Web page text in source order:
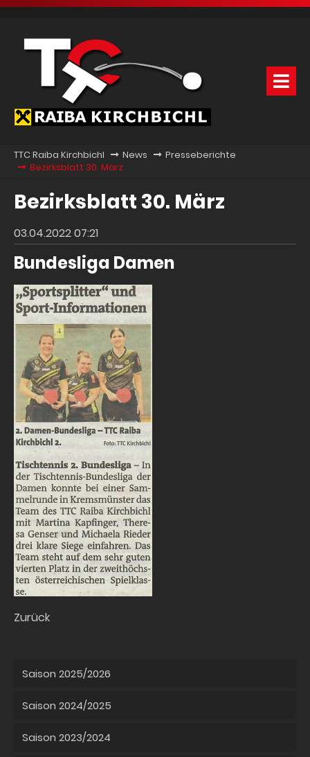
TTC Raiba Kirchbichl News
Presseberichte
Bezirksblatt 30. März
Bezirksblatt 30. März
03.04.2022 07:21
Bundesliga Damen
Zurück
Saison 2025/2026
Saison 2024/2025
Saison 2023/2024